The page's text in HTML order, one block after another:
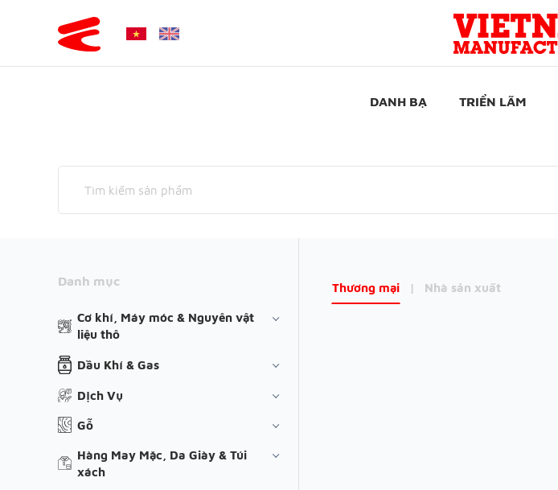
DANH BẠ TRIỂN LÃM
Danh mục
Cơ khí, Máy móc & Nguyên vật
liệu thô
Dầu Khí & Gas
Dịch Vụ
Gỗ
Hàng May Mặc, Da Giày & Túi
xách
Thương mại | Nhà sản xuất